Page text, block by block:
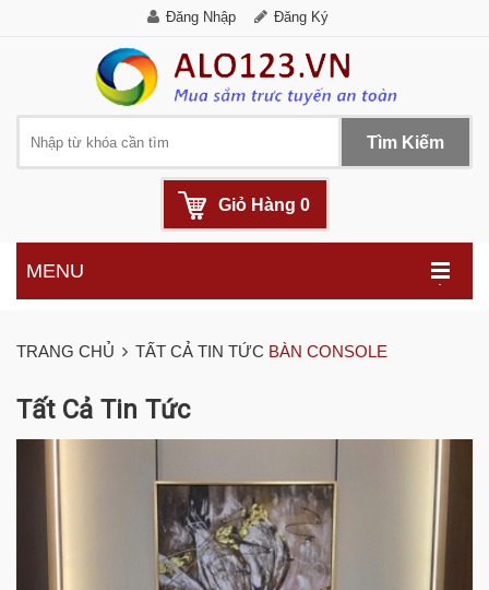
Đăng Nhập Đăng Ký
Tìm Kiếm
Giỏ Hàng 0
.
MENU
TRANG CHỦ TẤT CẢ TIN TỨC BÀN CONSOLE
Tất Cả Tin Tức